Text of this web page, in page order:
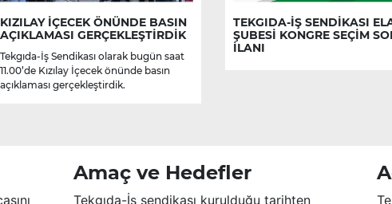
KIZILAY İÇECEK ÖNÜNDE BASIN
AÇIKLAMASI GERÇEKLEŞTİRDİK
Tekgıda-İş Sendikası olarak bugün saat
11.00’de Kızılay İçecek önünde basın
açıklaması gerçekleştirdik.
TEKGIDA-İŞ SENDİKASI
ŞUBESİ KONGRE SEÇİM
İLANI
Amaç ve Hedefler
Tekgıda-İş sendikası kurulduğu tarihten